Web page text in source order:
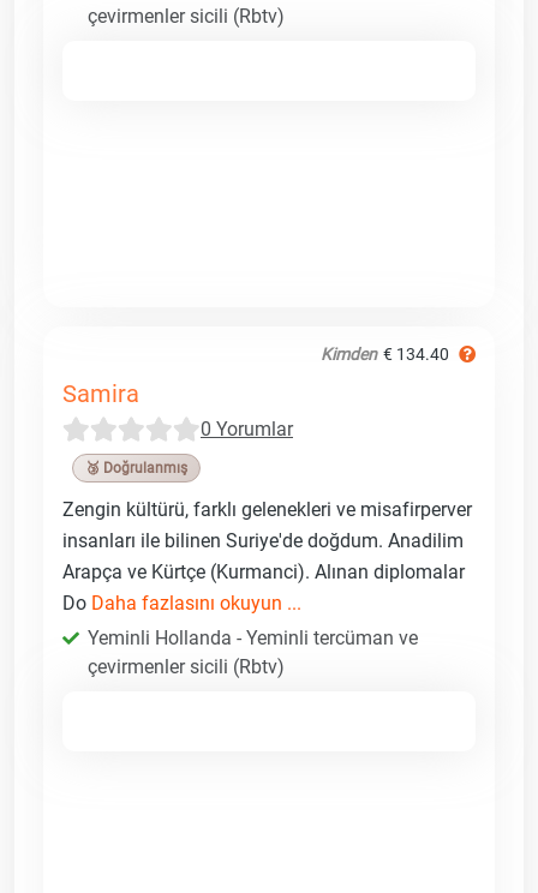
çevirmenler sicili (Rbtv)
Kimden € 134.40
Samira
0 Yorumlar
🥉 Doğrulanmış
Zengin kültürü, farklı gelenekleri ve misafirperver
insanları ile bilinen Suriye'de doğdum. Anadilim
Arapça ve Kürtçe (Kurmanci). Alınan diplomalar
Do Daha fazlasını okuyun ...
Yeminli Hollanda - Yeminli tercüman ve
çevirmenler sicili (Rbtv)